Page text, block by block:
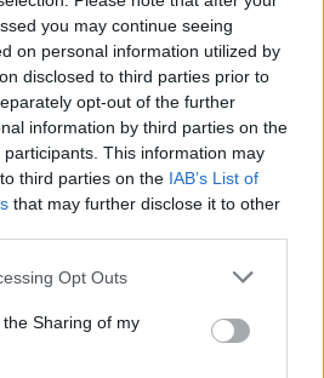
you may continue seeing
on personal information utilized by
disclosed to third parties prior to
opt-out of the further
information by third parties on the
participants. This information may
third parties on the IAB’s List of
that may further disclose it to other
Opt Outs
Sharing of my
was okres?
user6532
tabletki
tabletki kontracept
blistra (dzień 1) •
wytryskiem w środku (dzień